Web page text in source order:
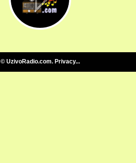
reading the categories...
© UzivoRadio.com. Privacy...